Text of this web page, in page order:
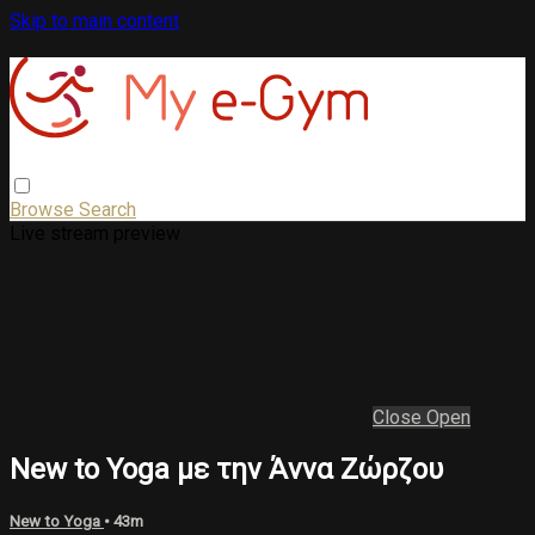
Skip to main content
Browse Search
Close Open
New to Yoga με την Άννα Ζώρζου
New to Yoga • 43m